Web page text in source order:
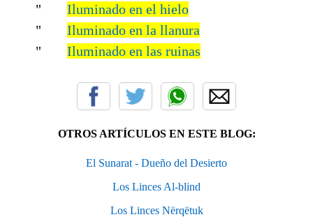
"
Iluminado en el hielo
"
Iluminado en la llanura
"
Iluminado en las ruinas
OTROS ARTÍCULOS EN ESTE BLOG:
El Sunarat - Dueño del Desierto
Los Linces Al-blind
Los Linces Nërqëtuk